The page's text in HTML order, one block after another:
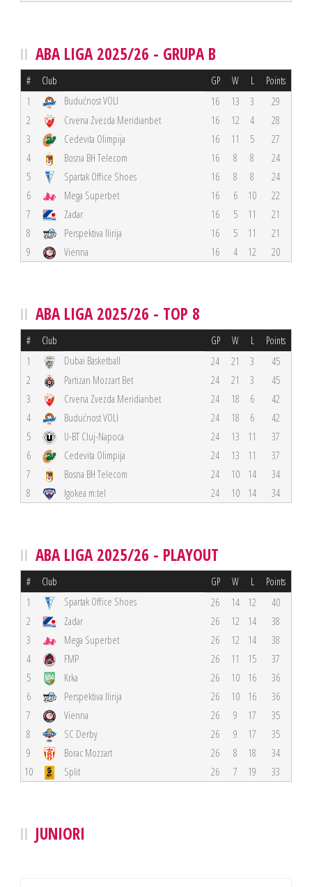
ABA LIGA 2025/26 - GRUPA B
# Club GP W L Points
1 Budućnost VOLI 16 13 3
29
2
Crvena Zvezda Meridianbet 16 12 4
28
3
Cedevita Olimpija 16 11 5
27
4
Bosna BH Telecom 16 8 8
24
5
Spartak Office Shoes 16 8 8
24
6
Mega Superbet 16 6 10
22
7
Zadar 16 5 11
21
8
Perspektiva Ilirija 16 5 11
21
9
Vienna 16 4 12 20
ABA LIGA 2025/26 - TOP 8
# Club GP W L Points
1 Dubai Basketball 24 21 3
45
2
Partizan Mozzart Bet 24 21 3
45
3
Crvena Zvezda Meridianbet 24 18 6
42
4
Budućnost VOLI 24 18 6
42
5
U-BT Cluj-Napoca 24 13 11
37
6
Cedevita Olimpija 24 13 11
37
7
Bosna BH Telecom 24 10 14
34
8
Igokea m:tel 24 10 14 34
ABA LIGA 2025/26 - PLAYOUT
# Club GP W L Points
1 Spartak Office Shoes 26 14 12
40
2
Zadar 26 12 14
38
3
Mega Superbet 26 12 14
38
4
FMP 26 11 15
37
5
Krka 26 10 16
36
6
Perspektiva Ilirija 26 10 16
36
7
Vienna 26 9 17
35
8
SC Derby 26 9 17
35
9
Borac Mozzart 26 8 18
34
10
Split 26 7 19 33
JUNIORI